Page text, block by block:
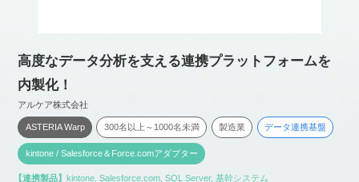
高度なデータ分析を支える連携プラットフォームを
内製化！
アルケア株式会社
ASTERIA Warp 300名以上～1000名未満 製造業 データ連携基盤
kintone / Salesforce＆Force.comアダプター
【連携製品】 kintone, Salesforce.com, SQL Server, 基幹システム